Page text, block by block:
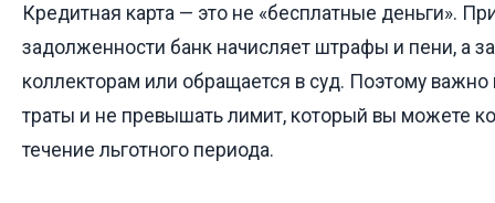
Кредитная карта — это не «бесплатные деньги».
задолженности банк начисляет штрафы и пени, а
коллекторам или обращается в суд. Поэтому важно
траты и не превышать лимит, который вы можете
течение льготного периода.